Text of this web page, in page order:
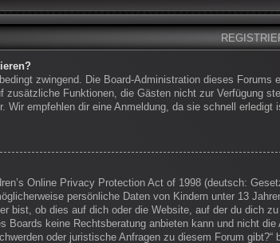
zwingend. Die Board-Administration dieses
zusätzliche Funktionen, die Gästen nicht zur Verfügung
Wir empfehlen dir eine Anmeldung, da sie schnell erledigt
Online Privacy Protection Act of 1998 (deutsch:
persönliche Daten von Kindern unter 13
bist, ob dies auf dich oder die Website, auf der du dich
Boards keine Rechtsberatung anbieten kann und nicht
oder juristische Anfragen zu diesem Forum gibt?“